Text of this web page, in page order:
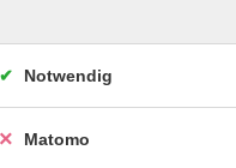
Notwendig
Matomo